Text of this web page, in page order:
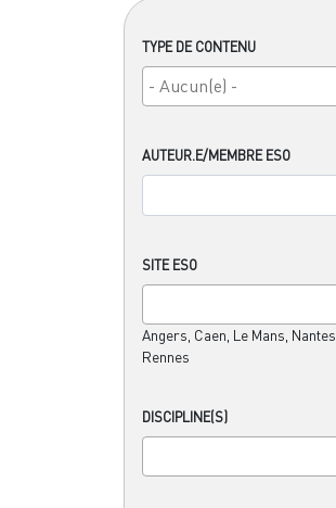
TYPE DE CONTENU
AUTEUR.E/MEMBRE ESO
SITE ESO
Angers, Caen, Le Mans, Nantes,
Rennes
DISCIPLINE(S)